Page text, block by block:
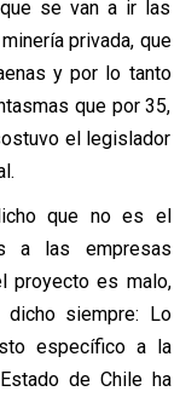
se van a ir las
privada, que
y por lo tanto
que por 35,
el legislador
que no es el
a las empresas
proyecto es malo,
siempre: Lo
específico a la
de Chile ha